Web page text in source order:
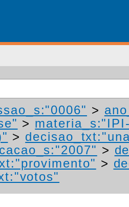
>
>
>
>
>